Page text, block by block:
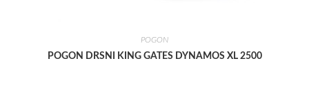
POGON
POGON DRSNI KING GATES DYNAMOS XL 2500